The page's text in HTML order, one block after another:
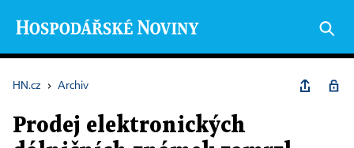
HN.cz › Archiv
Prodej elektronických